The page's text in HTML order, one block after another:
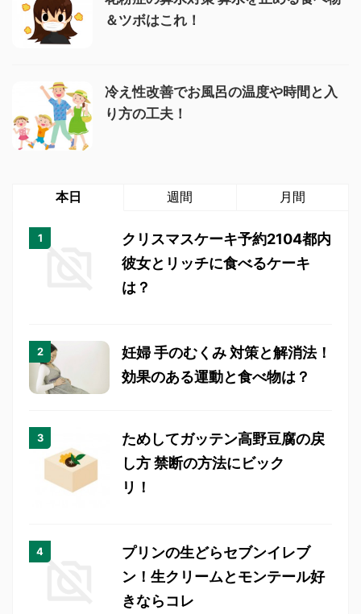
＆ツボはこれ！
冷え性改善でお風呂の温度や時間と入
り方の工夫！
本日 週間 月間
クリスマスケーキ予約2104都内
彼女とリッチに食べるケーキ
は？
妊婦 手のむくみ 対策と解消法！
効果のある運動と食べ物は？
ためしてガッテン高野豆腐の戻
し方 禁断の方法にビック
リ！
プリンの生どらセブンイレブ
ン！生クリームとモンテール好
きならコレ